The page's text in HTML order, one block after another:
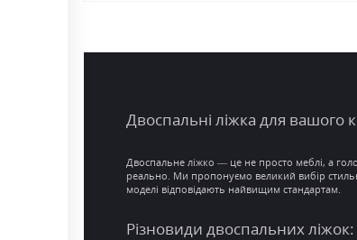
Двоспальні ліжка для вашого
Двоспальне ліжко — це не просто меблі, а
реально. Ми пропонуємо великий вибір
моделі відповідають найвищим стандартам.
Різновиди двоспальних